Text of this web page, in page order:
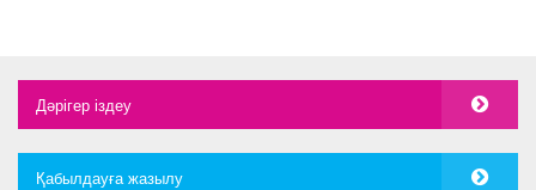
Дәрігер іздеу
Қабылдауға жазылу